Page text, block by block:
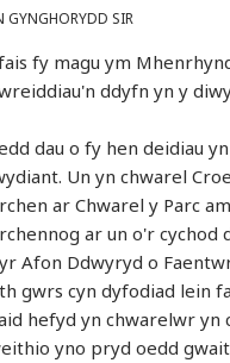
GYNGHORYDD SIR
fy magu ym
ddyfn yn y
dau o fy hen deidiau
Un yn chwarel
ar Chwarel y Parc
ar un o'r cychod
Afon Ddwyryd o
gwrs cyn dyfodiad lein
hefyd yn chwarelwr yn
yno pryd oedd